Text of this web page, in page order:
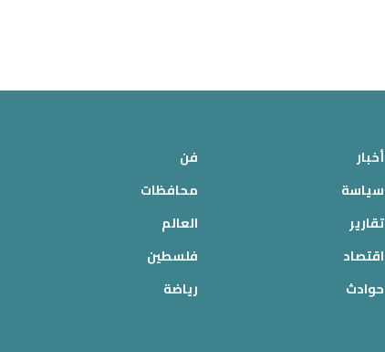
أخبار
سياسة
تقارير
اقتصاد
حوادث
فن
محافظات
العالم
فلسطين
رياضة